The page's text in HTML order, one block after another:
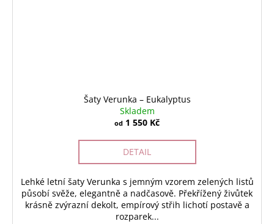
Šaty Verunka – Eukalyptus
Skladem
od 1 550 Kč
DETAIL
Lehké letní šaty Verunka s jemným vzorem zelených listů
působí svěže, elegantně a nadčasově. Překřížený živůtek
krásně zvýrazní dekolt, empírový střih lichotí postavě a
rozparek...